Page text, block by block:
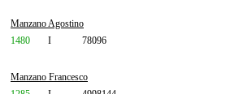
Manzano Agostino
1480
I 78096
Manzano Francesco